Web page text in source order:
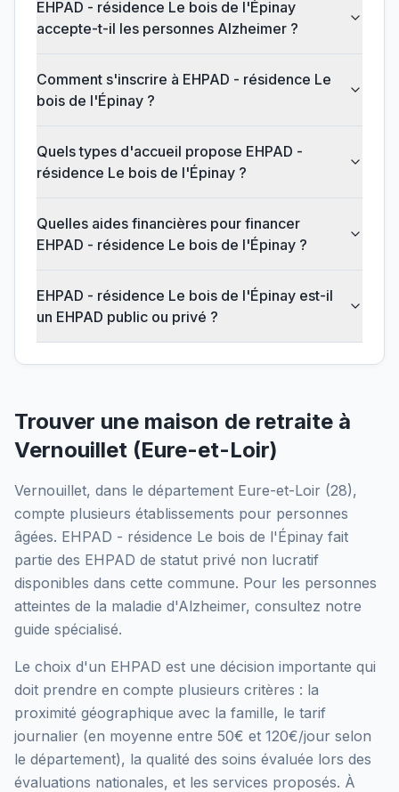
EHPAD - résidence Le bois de l'Épinay
accepte-t-il les personnes Alzheimer ?
Comment s'inscrire à EHPAD - résidence Le
bois de l'Épinay ?
Quels types d'accueil propose EHPAD -
résidence Le bois de l'Épinay ?
Quelles aides financières pour financer
EHPAD - résidence Le bois de l'Épinay ?
EHPAD - résidence Le bois de l'Épinay est-il
un EHPAD public ou privé ?
Trouver une maison de retraite à
Vernouillet (Eure-et-Loir)
Vernouillet, dans le département Eure-et-Loir (28),
compte plusieurs établissements pour personnes
âgées. EHPAD - résidence Le bois de l'Épinay fait
partie des EHPAD de statut privé non lucratif
disponibles dans cette commune. Pour les personnes
atteintes de la maladie d'Alzheimer, consultez notre
guide spécialisé.
Le choix d'un EHPAD est une décision importante qui
doit prendre en compte plusieurs critères : la
proximité géographique avec la famille, le tarif
journalier (en moyenne entre 50€ et 120€/jour selon
le département), la qualité des soins évaluée lors des
évaluations nationales, et les services proposés. À